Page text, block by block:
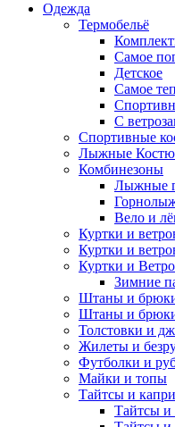
Одежда
Термобельё
Самое
Детское
Самое
С
Спортивные
Лыжные
Комбинезоны
Лыжные
Вело и
Куртки и
Куртки и
Куртки и
Зимние
Штаны и
Штаны и
Толстовки и
Жилеты и
Футболки и
Майки и топы
Тайтсы и капри
Тайтсы и